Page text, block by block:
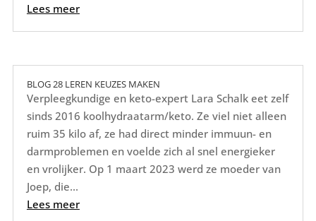
Lees meer
BLOG 28 LEREN KEUZES MAKEN
Verpleegkundige en keto-expert Lara Schalk eet zelf
sinds 2016 koolhydraatarm/keto. Ze viel niet alleen
ruim 35 kilo af, ze had direct minder immuun- en
darmproblemen en voelde zich al snel energieker
en vrolijker. Op 1 maart 2023 werd ze moeder van
Joep, die...
Lees meer